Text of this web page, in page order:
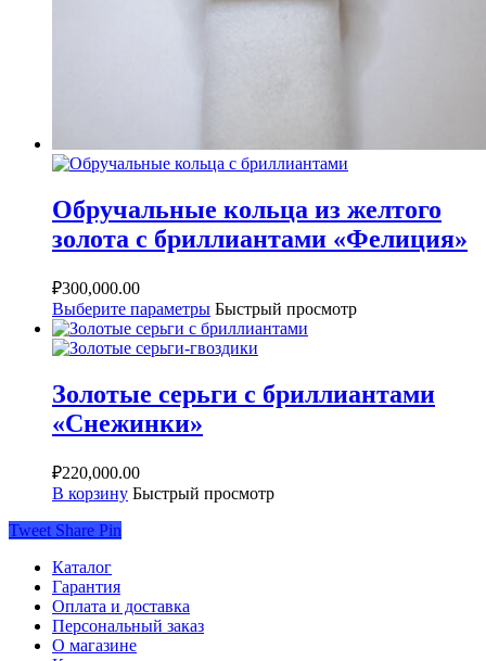
Обручальные кольца из желтого
золота с бриллиантами «Фелиция»
₽300,000.00
Выберите параметры Быстрый просмотр
Золотые серьги с бриллиантами
«Снежинки»
₽220,000.00
В корзину Быстрый просмотр
Tweet Share Pin
Каталог
Гарантия
Оплата и доставка
Персональный заказ
О магазине